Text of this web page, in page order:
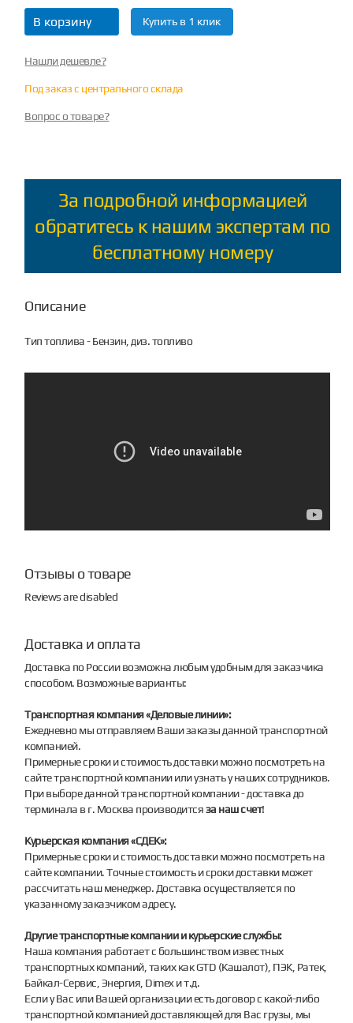
В корзину Купить в 1 клик
Нашли дешевле?
Под заказ с центрального склада
Вопрос о товаре?
За подробной информацией
обратитесь к нашим экспертам по
бесплатному номеру
Описание
Тип топлива - Бензин, диз. топливо
Отзывы о товаре
Reviews are disabled
Доставка и оплата
Доставка по России возможна любым удобным для заказчика
способом. Возможные варианты:
Транспортная компания «Деловые линии»:
Ежедневно мы отправляем Ваши заказы данной транспортной
компанией.
Примерные сроки и стоимость доставки можно посмотреть на
сайте транспортной компании или узнать у наших сотрудников.
При выборе данной транспортной компании - доставка до
терминала в г. Москва производитсяза наш счет!
Курьерская компания «СДЕК»:
Примерные сроки и стоимость доставки можно посмотреть на
сайте компании. Точные стоимость и сроки доставки может
рассчитать наш менеджер. Доставка осуществляется по
указанному заказчиком адресу.
Другие транспортные компании и курьерские службы:
Наша компания работает с большинством известных
транспортных компаний, таких как GTD (Кашалот), ПЭК, Ратек,
Байкал-Сервис, Энергия, Dimex и т.д.
Если у Вас или Вашей организации есть договор с какой-либо
транспортной компанией доставляющей для Вас грузы, мы